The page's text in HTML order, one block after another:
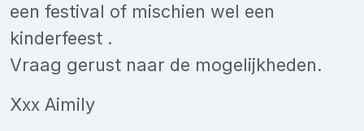
een festival of mischien wel een
kinderfeest .
Vraag gerust naar de mogelijkheden.
Xxx Aimily